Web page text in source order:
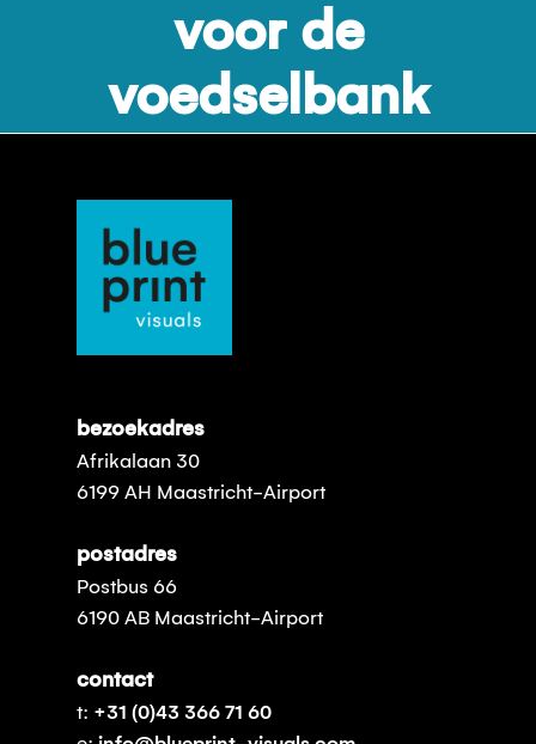
voor de
voedselbank
bezoekadres
Afrikalaan 30
6199 AH Maastricht-Airport
postadres
Postbus 66
6190 AB Maastricht-Airport
contact
t: +31 (0)43 366 71 60